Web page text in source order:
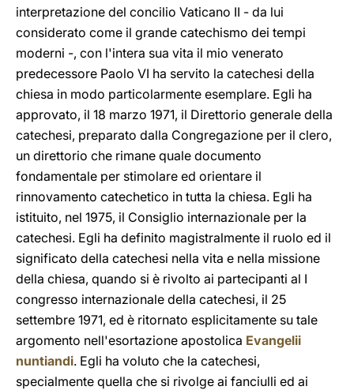
interpretazione del concilio Vaticano II - da lui
considerato come il grande catechismo dei tempi
moderni -, con l'intera sua vita il mio venerato
predecessore Paolo VI ha servito la catechesi della
chiesa in modo particolarmente esemplare. Egli ha
approvato, il 18 marzo 1971, il Direttorio generale della
catechesi, preparato dalla Congregazione per il clero,
un direttorio che rimane quale documento
fondamentale per stimolare ed orientare il
rinnovamento catechetico in tutta la chiesa. Egli ha
istituito, nel 1975, il Consiglio internazionale per la
catechesi. Egli ha definito magistralmente il ruolo ed il
significato della catechesi nella vita e nella missione
della chiesa, quando si è rivolto ai partecipanti al I
congresso internazionale della catechesi, il 25
settembre 1971, ed è ritornato esplicitamente su tale
argomento nell'esortazione apostolica Evangelii
nuntiandi. Egli ha voluto che la catechesi,
specialmente quella che si rivolge ai fanciulli ed ai